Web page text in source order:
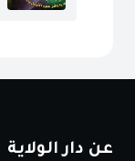
عن دار الولاية